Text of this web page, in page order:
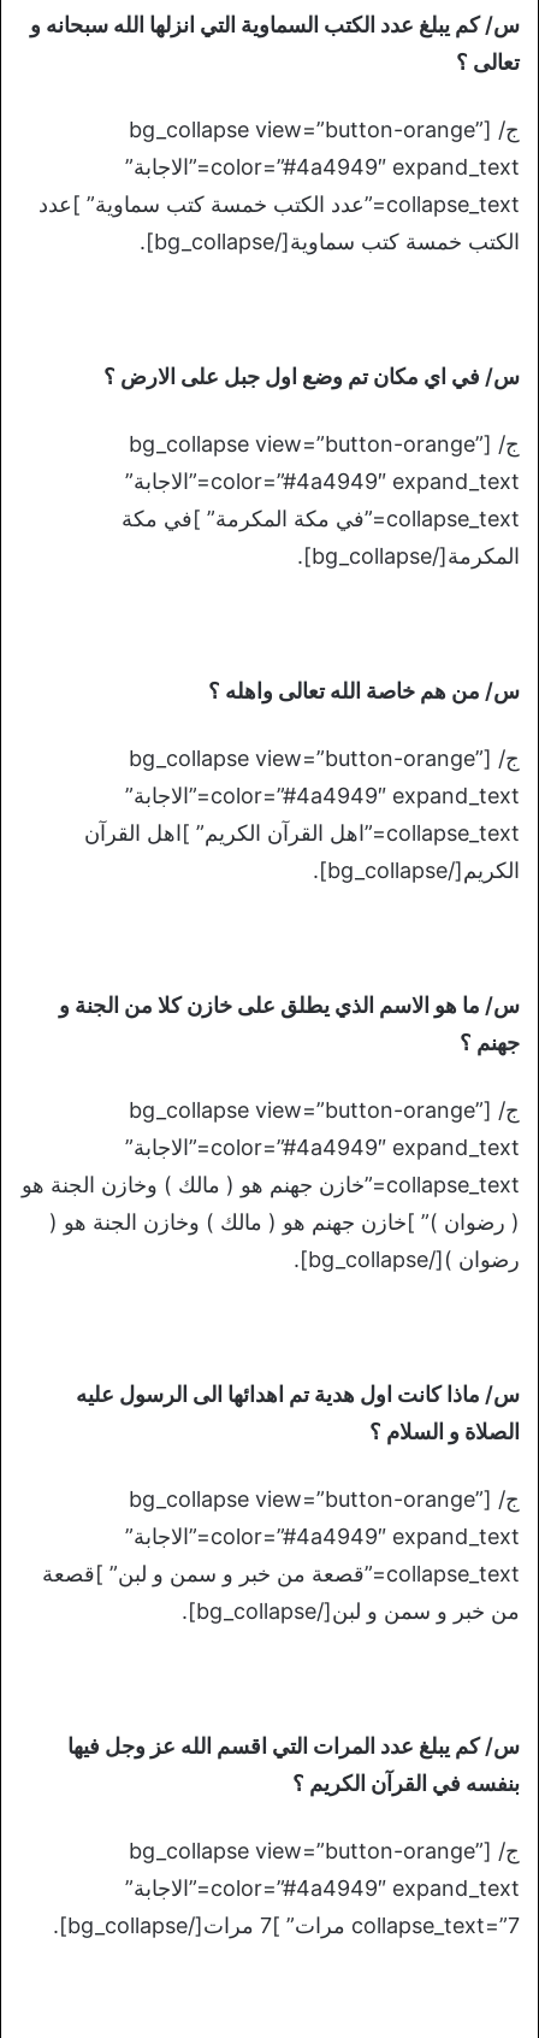
س/ كم يبلغ عدد الكتب السماوية التي انزلها الله سبحانه و
تعالى ؟
ج/ [bg_collapse view=”button-orange”
color=”#4a4949″ expand_text=”الاجابة”
collapse_text=”عدد الكتب خمسة كتب سماوية” ]عدد
الكتب خمسة كتب سماوية[/bg_collapse].
س/ في اي مكان تم وضع اول جبل على الارض ؟
ج/ [bg_collapse view=”button-orange”
color=”#4a4949″ expand_text=”الاجابة”
collapse_text=”في مكة المكرمة” ]في مكة
المكرمة[/bg_collapse].
س/ من هم خاصة الله تعالى واهله ؟
ج/ [bg_collapse view=”button-orange”
color=”#4a4949″ expand_text=”الاجابة”
collapse_text=”اهل القرآن الكريم” ]اهل القرآن
الكريم[/bg_collapse].
س/ ما هو الاسم الذي يطلق على خازن كلا من الجنة و
جهنم ؟
ج/ [bg_collapse view=”button-orange”
color=”#4a4949″ expand_text=”الاجابة”
collapse_text=”خازن جهنم هو ( مالك ) وخازن الجنة هو
( رضوان )” ]خازن جهنم هو ( مالك ) وخازن الجنة هو (
رضوان )[/bg_collapse].
س/ ماذا كانت اول هدية تم اهدائها الى الرسول عليه
الصلاة و السلام ؟
ج/ [bg_collapse view=”button-orange”
color=”#4a4949″ expand_text=”الاجابة”
collapse_text=”قصعة من خبر و سمن و لبن” ]قصعة
من خبر و سمن و لبن[/bg_collapse].
س/ كم يبلغ عدد المرات التي اقسم الله عز وجل فيها
بنفسه في القرآن الكريم ؟
ج/ [bg_collapse view=”button-orange”
color=”#4a4949″ expand_text=”الاجابة”
collapse_text=”7 مرات” ]7 مرات[/bg_collapse].